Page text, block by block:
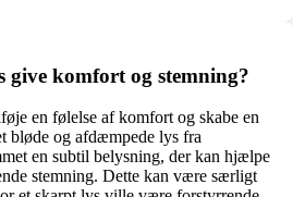
give komfort og stemning?
en følelse af komfort og skabe en
bløde og afdæmpede lys fra
en subtil belysning, der kan hjælpe
stemning. Dette kan være særligt